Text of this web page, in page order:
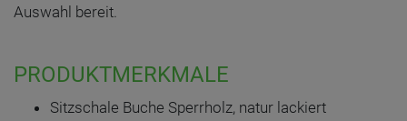
Auswahl bereit.
PRODUKTMERKMALE
Sitzschale Buche Sperrholz, natur lackiert